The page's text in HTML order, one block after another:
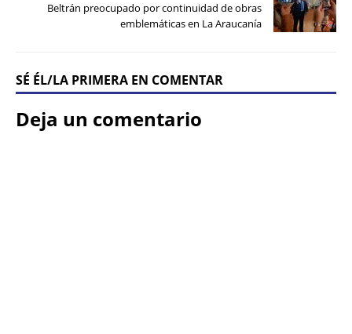
Beltrán preocupado por continuidad de obras
emblemáticas en La Araucanía
SÉ ÉL/LA PRIMERA EN COMENTAR
Deja un comentario